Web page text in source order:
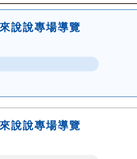
說說專場導覽
說說專場導覽